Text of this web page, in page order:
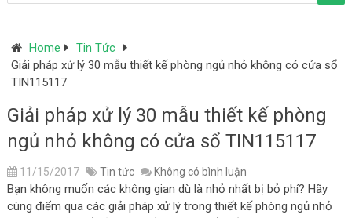
Home
Tin Tức
Giải pháp xử lý 30 mẫu thiết kế phòng ngủ nhỏ không có cửa sổ
TIN115117
Giải pháp xử lý 30 mẫu thiết kế phòng
ngủ nhỏ không có cửa sổ TIN115117
11/15/2017 Tin tức Không có bình luận
Bạn không muốn các không gian dù là nhỏ nhất bị bỏ phí? Hãy
cùng điểm qua các giải pháp xử lý trong thiết kế phòng ngủ nhỏ